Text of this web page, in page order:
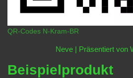
QR-Codes N-Kram-BR
Neve | Präsentiert von
Beispielprodukt